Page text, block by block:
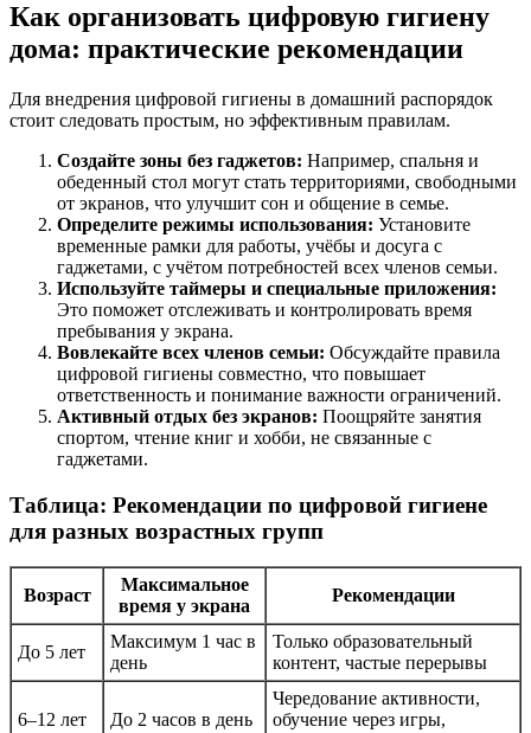
Как организовать цифровую гигиену
дома: практические рекомендации
Для внедрения цифровой гигиены в домашний распорядок
стоит следовать простым, но эффективным правилам.
Создайте зоны без гаджетов: Например, спальня и
обеденный стол могут стать территориями, свободными
от экранов, что улучшит сон и общение в семье.
Определите режимы использования: Установите
временные рамки для работы, учёбы и досуга с
гаджетами, с учётом потребностей всех членов семьи.
Используйте таймеры и специальные приложения:
Это поможет отслеживать и контролировать время
пребывания у экрана.
Вовлекайте всех членов семьи: Обсуждайте правила
цифровой гигиены совместно, что повышает
ответственность и понимание важности ограничений.
Активный отдых без экранов: Поощряйте занятия
спортом, чтение книг и хобби, не связанные с
гаджетами.
Таблица: Рекомендации по цифровой гигиене
для разных возрастных групп
Возраст
Максимальное
время у экрана
Рекомендации
До 5 лет
Максимум 1 час в
день
Только образовательный
контент, частые перерывы
6–12 лет До 2 часов в день
Чередование активности,
обучение через игры,